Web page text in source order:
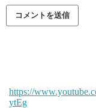
https://
ytEg